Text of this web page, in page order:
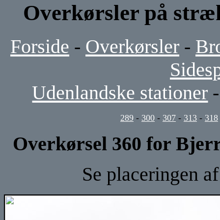
Overkørsler på
Forside - Overkørsler -
Udenlandske stationer
289 - 300 - 307 - 313 - 318
Overkørsel 360 for
Se placeringen